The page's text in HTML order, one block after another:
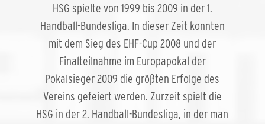
HSG spielte von 1999 bis 2009 in der 1.
Handball-Bundesliga. In dieser Zeit konnten
mit dem Sieg des EHF-Cup 2008 und der
Finalteilnahme im Europapokal der
Pokalsieger 2009 die größten Erfolge des
Vereins gefeiert werden. Zurzeit spielt die
HSG in der 2. Handball-Bundesliga, in der man